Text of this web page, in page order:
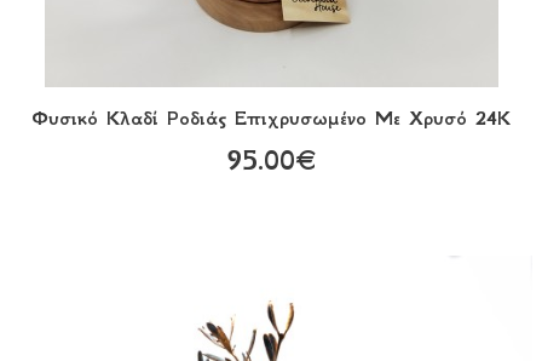
Φυσικό Κλαδί Ροδιάς Επιχρυσωμένο Με Χρυσό 24Κ
95.00€